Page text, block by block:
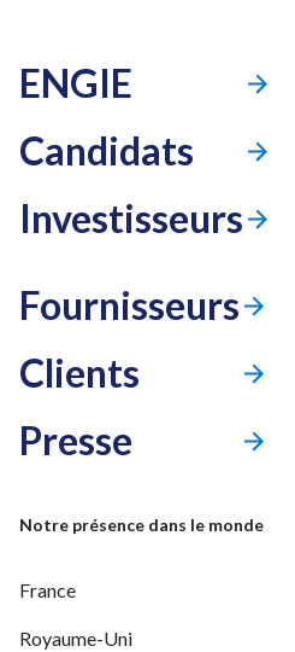
Mode
ENGIE
Candidats
Investisseurs
Fournisseurs
Clients
Presse
Notre présence dans le monde
France
Royaume-Uni